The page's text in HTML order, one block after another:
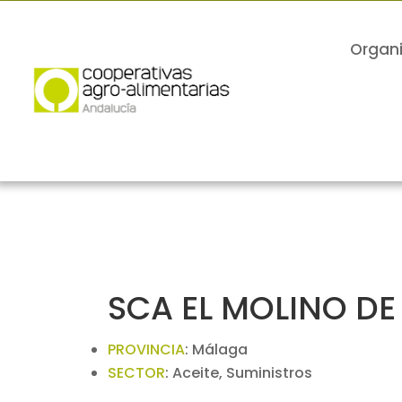
SCA EL MOLINO
PROVINCIA: Málaga
SECTOR:Aceite, Suministros